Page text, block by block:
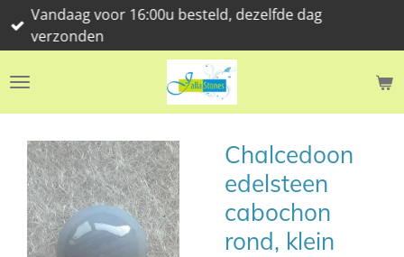
Ga
direct
de
Vandaag voor 16:00u besteld, dezelfde dag
verzonden
Chalcedoon
edelsteen
cabochon
rond, klein